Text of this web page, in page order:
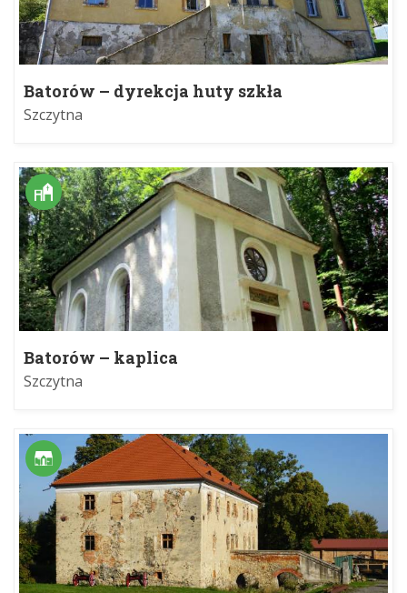
Batorów – dyrekcja huty szkła
Szczytna
Batorów – kaplica
Szczytna